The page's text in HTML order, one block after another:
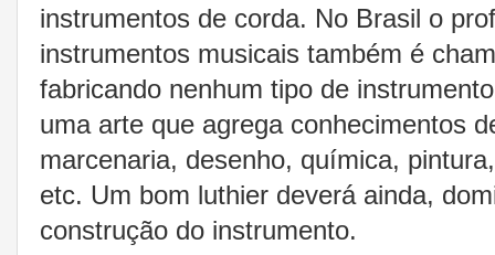
instrumentos de corda. No Brasil o
instrumentos musicais também é
fabricando nenhum tipo de
uma arte que agrega conhecimentos
marcenaria, desenho, química,
etc. Um bom luthier deverá ainda,
construção do instrumento.